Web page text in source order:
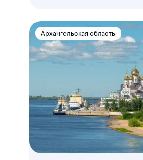
Архангельская область